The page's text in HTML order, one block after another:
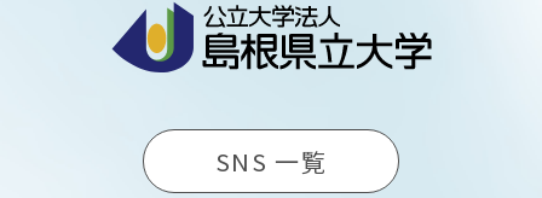
SNS 一覧